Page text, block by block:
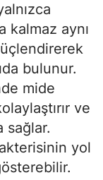
kalmaz aynı
bulunur.
mide
ve
sağlar.
yol